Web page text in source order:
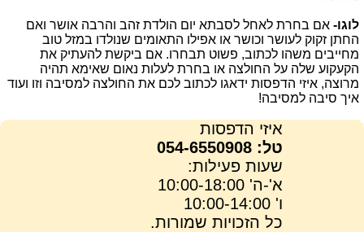
לוגו- אם בחרת לאחל לסבתא יום הולדת זהב והרבה אושר ואם
החתן זקוק לעושר וכושר או אפילו התאומים שנולדו במזל טוב
מחייבים משהו לכתוב, פשוט תבחרו. אם ביקשת להעתיק את
הקעקוע שלה על החולצה או בחרת לעלות נאום שאימא תהיה
מרוצה, איזי הדפסות ידאגו לכתוב לכם את החולצה למסיבה וזו ועוד
איך סיבה למסיבה!
איזי הדפסות
טל: 054-6550908
שעות פעילות:
א'-ה' 10:00-18:00
ו' 10:00-14:00
כל הזכויות שמורות.